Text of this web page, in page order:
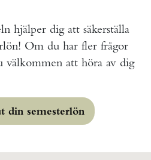
hjälper dig att säkerställa
Om du har fler frågor
välkommen att höra av dig
din semesterlön